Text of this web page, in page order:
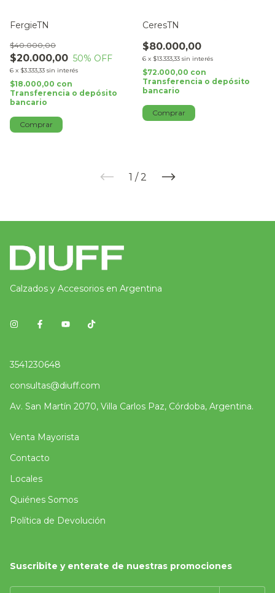
FergieTN
$20.000,00
$40.000,00
50% OFF
6 x $3.333,33 sin interés
$18.000,00 con
Transferencia o depósito
bancario
Comprar
CeresTN
$80.000,00
6 x $13.333,33 sin interés
$72.000,00 con
Transferencia o depósito
bancario
Comprar
1 / 2
Calzados y Accesorios en Argentina
3541230648
consultas@diuff.com
Av. San Martín 2070, Villa Carlos Paz, Córdoba, Argentina.
Venta Mayorista
Contacto
Locales
Quiénes Somos
Política de Devolución
Suscribite y enterate de nuestras promociones